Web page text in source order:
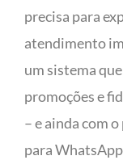
precisa para
atendimento
um sistema
promoções e
– e ainda com
para